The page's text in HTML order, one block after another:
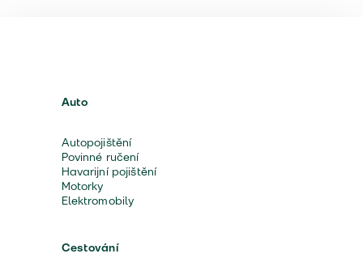
Auto
Autopojištění
Povinné ručení
Havarijní pojištění
Motorky
Elektromobily
Cestování